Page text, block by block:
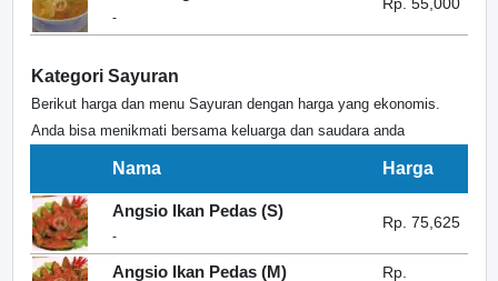
-
Kategori Sayuran
Berikut harga dan menu Sayuran dengan harga yang ekonomis.
Anda bisa menikmati bersama keluarga dan saudara anda
Nama Harga
Angsio Ikan Pedas (S)
-
Rp. 75,625
Angsio Ikan Pedas (M)
Rp.